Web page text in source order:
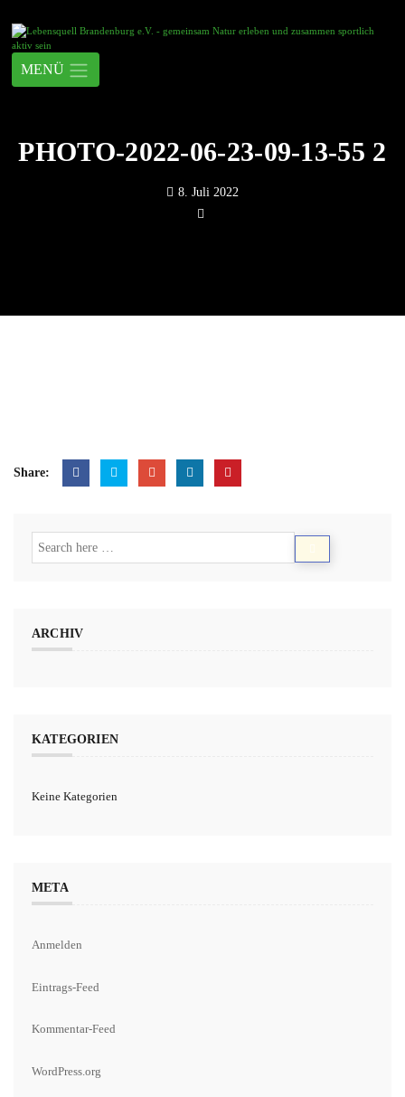
PHOTO-2022-06-23-09-13-55 2
8. Juli 2022
Share:
ARCHIV
KATEGORIEN
Keine Kategorien
META
Anmelden
Eintrags-Feed
Kommentar-Feed
WordPress.org